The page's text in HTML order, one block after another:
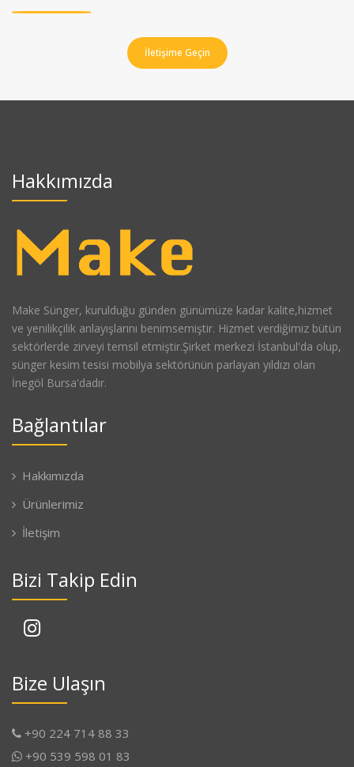
İletişime Geçin
Hakkımızda
Make Sünger, kurulduğu günden günümüze kadar kalite,hizmet
ve yenilikçilik anlayışlarını benimsemiştir. Hizmet verdiğimiz bütün
sektörlerde zirveyi temsil etmiştir.Şirket merkezi İstanbul'da olup,
sünger kesim tesisi mobilya sektörünün parlayan yıldızı olan
İnegöl Bursa'dadır.
Bağlantılar
Hakkımızda
Ürünlerimiz
İletişim
Bizi Takip Edin
Bize Ulaşın
+90 224 714 88 33
+90 539 598 01 83